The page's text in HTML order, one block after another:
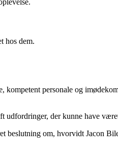
hos dem.
kompetent personale og
udfordringer, der kunne have
beslutning om, hvorvidt Jacon